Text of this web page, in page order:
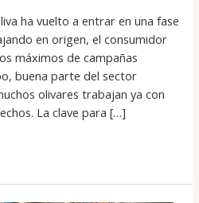
ha vuelto a entrar en una fase
en origen, el consumidor
máximos de campañas
buena parte del sector
olivares trabajan ya con
La clave para […]